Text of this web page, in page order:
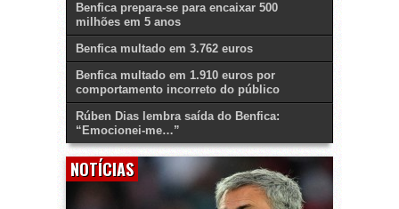
Benfica prepara-se para encaixar 500
milhões em 5 anos
Benfica multado em 3.762 euros
Benfica multado em 1.910 euros por
comportamento incorreto do público
Rúben Dias lembra saída do Benfica:
“Emocionei-me…”
NOTÍCIAS